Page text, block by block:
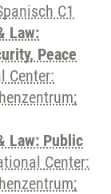
C1
Law:
Peace
Center:
Law: Public
Center: